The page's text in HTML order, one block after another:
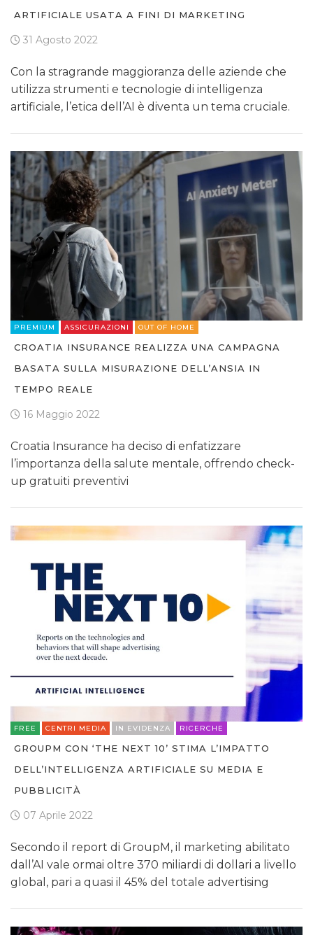
ARTIFICIALE USATA A FINI DI MARKETING
31 Agosto 2022
Con la stragrande maggioranza delle aziende che
utilizza strumenti e tecnologie di intelligenza
artificiale, l’etica dell’AI è diventa un tema cruciale.
PREMIUM ASSICURAZIONI OUT OF HOME
CROATIA INSURANCE REALIZZA UNA CAMPAGNA
BASATA SULLA MISURAZIONE DELL’ANSIA IN
TEMPO REALE
16 Maggio 2022
Croatia Insurance ha deciso di enfatizzare
l’importanza della salute mentale, offrendo check-
up gratuiti preventivi
FREE CENTRI MEDIA IN EVIDENZA RICERCHE
GROUPM CON ‘THE NEXT 10’ STIMA L’IMPATTO
DELL’INTELLIGENZA ARTIFICIALE SU MEDIA E
PUBBLICITÀ
07 Aprile 2022
Secondo il report di GroupM, il marketing abilitato
dall’AI vale ormai oltre 370 miliardi di dollari a livello
global, pari a quasi il 45% del totale advertising